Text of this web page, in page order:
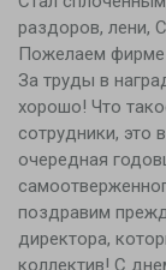
раздоров, лени,
Пожелаем фирме
За труды в
хорошо! Что
сотрудники,
очередная
поздравим
директора,
коллектив! С